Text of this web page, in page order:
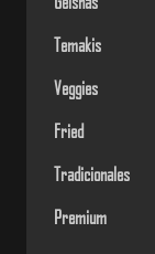
Temakis
Veggies
Fried
Tradicionales
Premium